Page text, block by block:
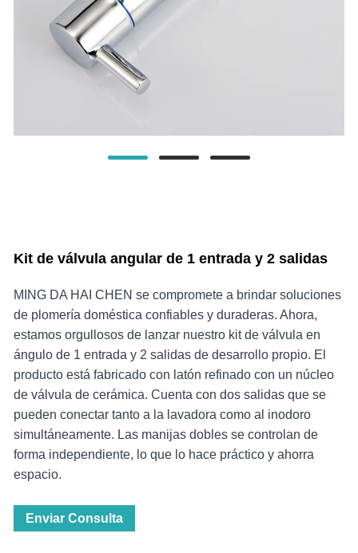
Kit de válvula angular de 1 entrada y 2 salidas
MING DA HAI CHEN se compromete a brindar soluciones
de plomería doméstica confiables y duraderas. Ahora,
estamos orgullosos de lanzar nuestro kit de válvula en
ángulo de 1 entrada y 2 salidas de desarrollo propio. El
producto está fabricado con latón refinado con un núcleo
de válvula de cerámica. Cuenta con dos salidas que se
pueden conectar tanto a la lavadora como al inodoro
simultáneamente. Las manijas dobles se controlan de
forma independiente, lo que lo hace práctico y ahorra
espacio.
Enviar Consulta